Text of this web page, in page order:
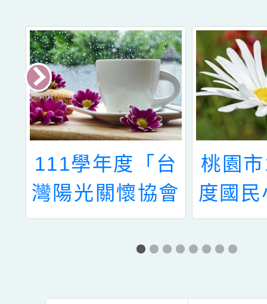
111學年度「台
灣陽光關懷協會
教育助學金」申
桃園
度國
線上
程及